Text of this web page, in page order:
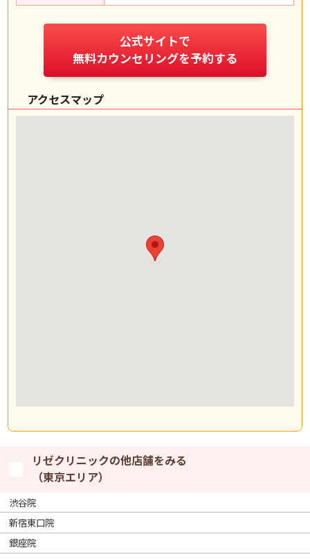
公式サイトで
無料カウンセリングを予約する
アクセスマップ
リゼクリニックの他店舗をみる
（東京エリア）
渋谷院
新宿東口院
銀座院